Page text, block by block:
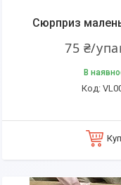
Сюрприз
75 ₴/
В